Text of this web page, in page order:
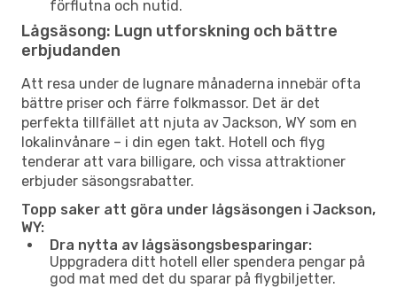
förflutna och nutid.
Lågsäsong: Lugn utforskning och bättre
erbjudanden
Att resa under de lugnare månaderna innebär ofta
bättre priser och färre folkmassor. Det är det
perfekta tillfället att njuta av Jackson, WY som en
lokalinvånare – i din egen takt. Hotell och flyg
tenderar att vara billigare, och vissa attraktioner
erbjuder säsongsrabatter.
Topp saker att göra under lågsäsongen i Jackson,
WY:
Dra nytta av lågsäsongsbesparingar:
Uppgradera ditt hotell eller spendera pengar på
god mat med det du sparar på flygbiljetter.